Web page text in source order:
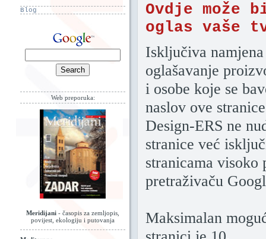
Blog
Web preporuka:
Meridijani - časopis za zemljopis,
povijest, ekologiju i putovanja
Ovdje
oglas vaše
Isključiva
oglašavanje
i osobe koje se
naslov ove
Design-ERS ne
stranice već
stranicama
pretraživaču
Maksimalan